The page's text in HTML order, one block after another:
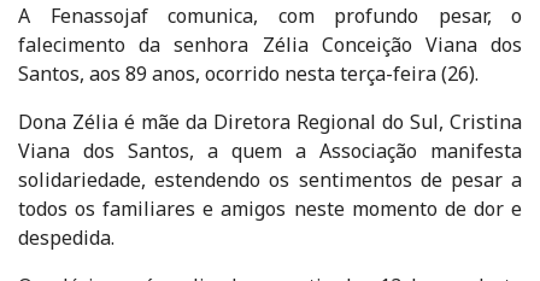
A Fenassojaf comunica, com profundo pesar, o
falecimento da senhora Zélia Conceição Viana dos
Santos, aos 89 anos, ocorrido nesta terça-feira (26).
Dona Zélia é mãe da Diretora Regional do Sul, Cristina
Viana dos Santos, a quem a Associação manifesta
solidariedade, estendendo os sentimentos de pesar a
todos os familiares e amigos neste momento de dor e
despedida.